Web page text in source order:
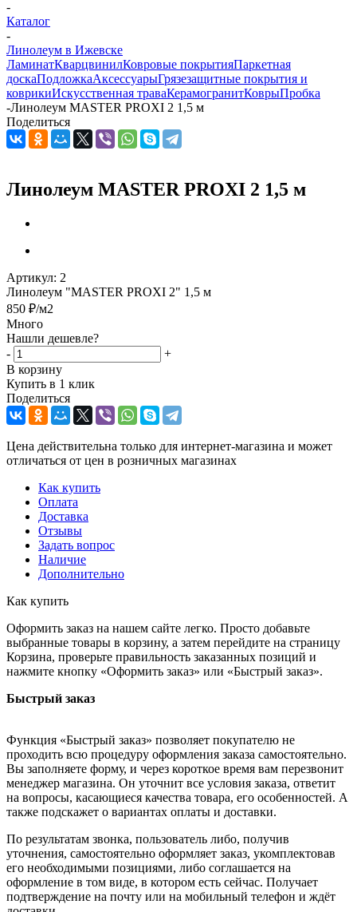
-
Каталог
-
Линолеум в Ижевске
ЛаминатКварцвинилКовровые покрытияПаркетная
доскаПодложкаАксессуарыГрязезащитные покрытия и
коврикиИскусственная траваКерамогранитКоврыПробка
-Линолеум MASTER PROXI 2 1,5 м
Поделиться
Линолеум MASTER PROXI 2 1,5 м
Артикул: 2
Линолеум "MASTER PROXI 2" 1,5 м
850 ₽/м2
Много
Нашли дешевле?
-
+
В корзину
Купить в 1 клик
Поделиться
Цена действительна только для интернет-магазина и может
отличаться от цен в розничных магазинах
Как купить
Оплата
Доставка
Отзывы
Задать вопрос
Наличие
Дополнительно
Как купить
Оформить заказ на нашем сайте легко. Просто добавьте
выбранные товары в корзину, а затем перейдите на страницу
Корзина, проверьте правильность заказанных позиций и
нажмите кнопку «Оформить заказ» или «Быстрый заказ».
Быстрый заказ
Функция «Быстрый заказ» позволяет покупателю не
проходить всю процедуру оформления заказа самостоятельно.
Вы заполняете форму, и через короткое время вам перезвонит
менеджер магазина. Он уточнит все условия заказа, ответит
на вопросы, касающиеся качества товара, его особенностей. А
также подскажет о вариантах оплаты и доставки.
По результатам звонка, пользователь либо, получив
уточнения, самостоятельно оформляет заказ, укомплектовав
его необходимыми позициями, либо соглашается на
оформление в том виде, в котором есть сейчас. Получает
подтверждение на почту или на мобильный телефон и ждёт